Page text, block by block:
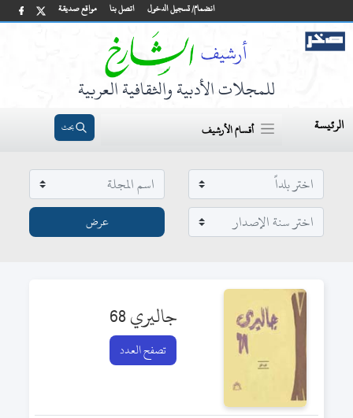
مواقع صديقة اتصل بنا انضمام/ تسجيل الدخول
للمجلات الأدبية والثقافية العربية
الرئيسة أقسام الأرشيف بحث
جاليري 68
تصفح العدد